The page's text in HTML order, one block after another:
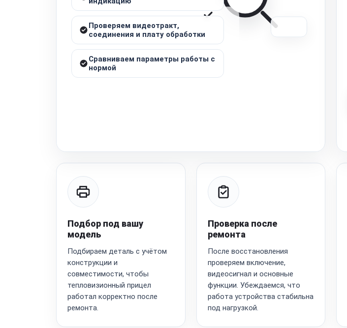
Проверяем видеотракт,
соединения и плату обработки
Сравниваем параметры работы с
нормой
Подбор под вашу
модель
Подбираем деталь с учётом
конструкции и
совместимости, чтобы
тепловизионный прицел
работал корректно после
ремонта.
Проверка после
ремонта
После восстановления
проверяем включение,
видеосигнал и основные
функции. Убеждаемся, что
работа устройства стабильна
под нагрузкой.